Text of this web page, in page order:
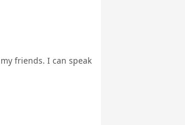
friends. I can speak